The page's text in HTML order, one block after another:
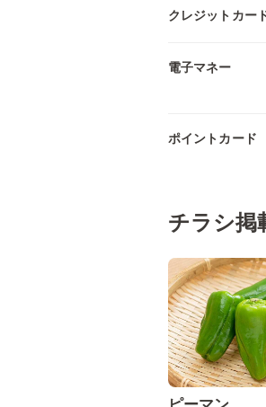
クレジットカー
電子マネー
ポイントカード
チラシ掲